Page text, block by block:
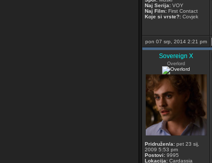
Naj Serija: VOY
Naj Film: First Contact
Koje si vrste?: Covjek
pon 07 srp, 2014 2:21 pm
Sovereign X
Overlord
Pridružen/a: pet 23 sij,
2009 5:53 pm
Postovi: 9995
Lokacija: Cardassia